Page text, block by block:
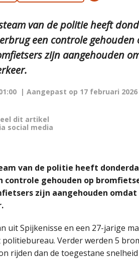
van de politie heeft
een controle
zijn aangehouden
| Aangepast op 17 februari 2026
dit artikel
social media
van de politie heeft
controle gehouden op
zijn aangehouden
uit Spijkenisse en een 27-jarige
Verder werden 5
rijden dan de toegestane